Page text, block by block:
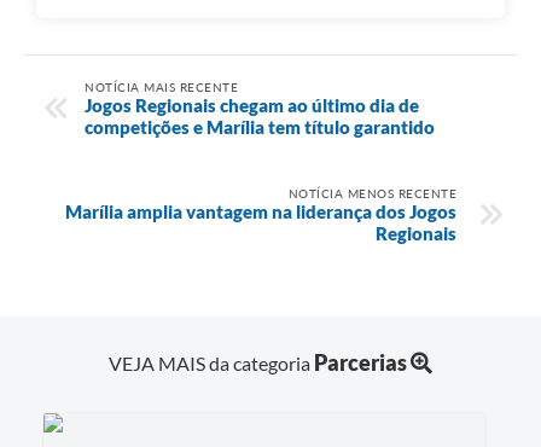
NOTÍCIA MAIS RECENTE
Jogos Regionais chegam ao último dia de
competições e Marília tem título garantido
NOTÍCIA MENOS RECENTE
Marília amplia vantagem na liderança dos Jogos
Regionais
VEJA MAIS da categoria Parcerias